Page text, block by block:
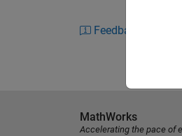
Feedback
MathWorks
Accelerating the pace of